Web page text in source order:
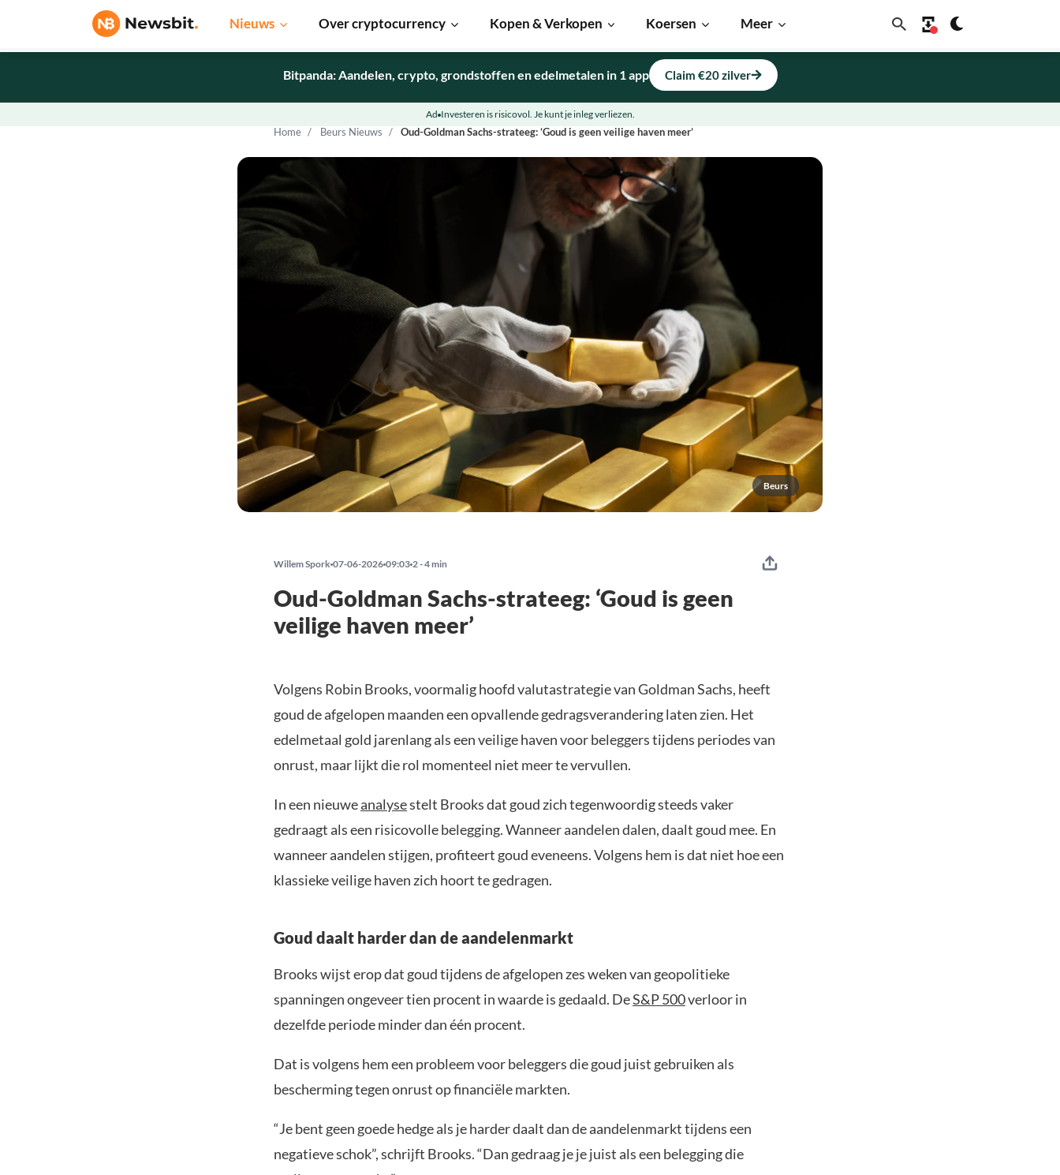
Nieuws Over cryptocurrency Kopen & Verkopen Koersen Meer
Home Beurs Nieuws Oud-Goldman Sachs-strateeg: ‘Goud is geen veilige haven meer’
Beurs
Bitpanda: Aandelen, crypto, grondstoffen en edelmetalen in 1 app Claim €20 zilver
Ad Investeren is risicovol. Je kunt je inleg verliezen.
Willem Spork 07-06-2026 09:03 2 - 4 min
Oud-Goldman Sachs-strateeg: ‘Goud is geen
veilige haven meer’
Volgens Robin Brooks, voormalig hoofd valutastrategie van Goldman Sachs, heeft
goud de afgelopen maanden een opvallende gedragsverandering laten zien. Het
edelmetaal gold jarenlang als een veilige haven voor beleggers tijdens periodes van
onrust, maar lijkt die rol momenteel niet meer te vervullen.
In een nieuweanalysestelt Brooks dat goud zich tegenwoordig steeds vaker
gedraagt als een risicovolle belegging. Wanneer aandelen dalen, daalt goud mee. En
wanneer aandelen stijgen, profiteert goud eveneens. Volgens hem is dat niet hoe een
klassieke veilige haven zich hoort te gedragen.
Goud daalt harder dan de aandelenmarkt
Brooks wijst erop dat goud tijdens de afgelopen zes weken van geopolitieke
spanningen ongeveer tien procent in waarde is gedaald. DeS&P 500verloor in
dezelfde periode minder dan één procent.
Dat is volgens hem een probleem voor beleggers die goud juist gebruiken als
bescherming tegen onrust op financiële markten.
“Je bent geen goede hedge als je harder daalt dan de aandelenmarkt tijdens een
negatieve schok”, schrijft Brooks. “Dan gedraag je je juist als een belegging die